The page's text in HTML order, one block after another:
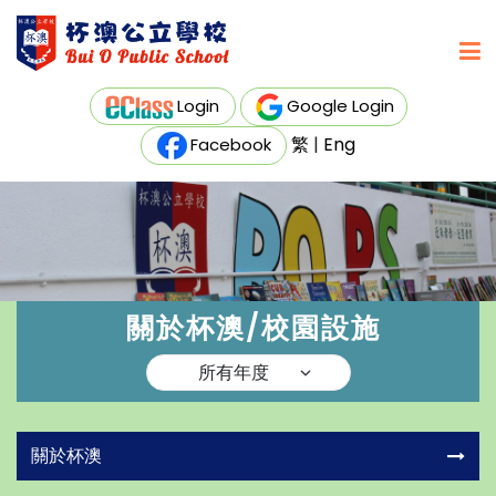
Login
Google Login
Facebook
繁 | Eng
關於杯澳/校園設施
關於杯澳